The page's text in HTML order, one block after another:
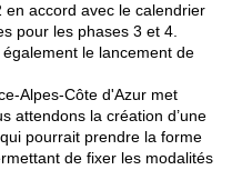
accord avec le calendrier
pour les phases 3 et 4.
le lancement de
Alpes-Côte d'Azur met
attendons la création d’une
pourrait prendre la forme
de fixer les modalités